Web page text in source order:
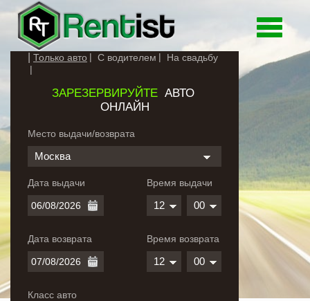
Toggle
Только авто С водителем На свадьбу
ЗАРЕЗЕРВИРУЙТЕАВТО
ОНЛАЙН
Место выдачи/возврата
Москва
Дата выдачи
Дата возврата
Время выдачи
12 00
Время возврата
12 00
Класс авто